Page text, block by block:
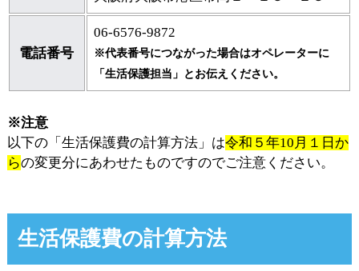
電話番号
06-6576-9872
※代表番号につながった場合はオペレーターに
「生活保護担当」とお伝えください。
※注意
以下の「生活保護費の計算方法」は令和５年10月１日か
らの変更分にあわせたものですのでご注意ください。
生活保護費の計算方法